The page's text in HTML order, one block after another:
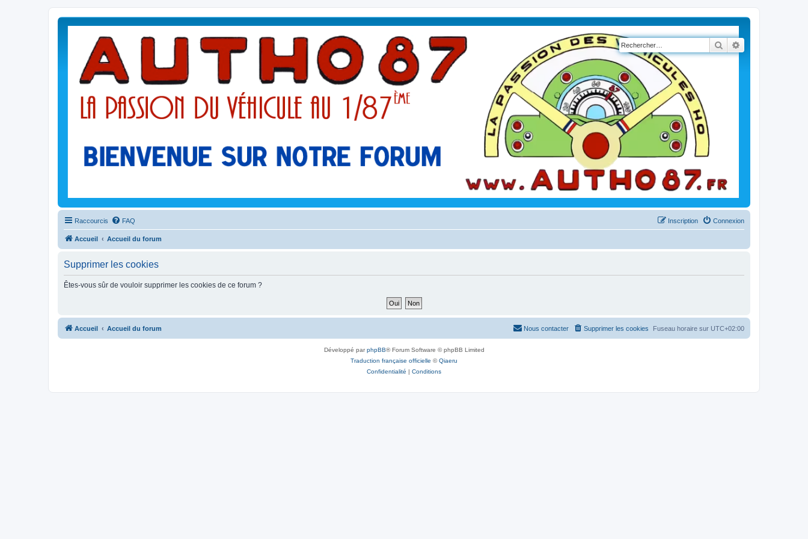
Rechercher
Raccourcis FAQ Connexion
Inscription
Accueil Accueil du forum
Supprimer les cookies
Êtes-vous sûr de vouloir supprimer les cookies de ce forum ?
Accueil Accueil du forum Fuseau horaire sur UTC+02:00
Supprimer les cookies
Nous contacter
Développé parphpBB® Forum Software © phpBB Limited
Traduction française officielle ©Qiaeru
Confidentialité | Conditions